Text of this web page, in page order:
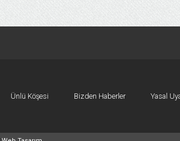
Ünlü Köşesi Bizden Haberler Yasal